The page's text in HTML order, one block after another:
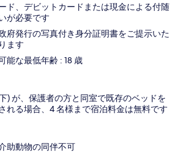
ド、デビットカードまたは現金による付随
が必要です
府発行の写真付き身分証明書をご提示いた
ます
能な最低年齢 : 18 歳
) が、保護者の方と同室で既存のベッドを
れる場合、4 名様まで宿泊料金は無料です
助動物の同伴不可